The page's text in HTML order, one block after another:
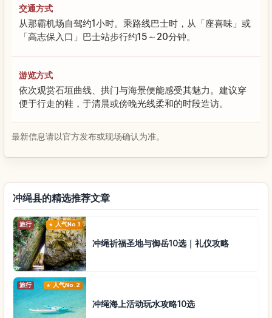
交通方式
从那霸机场自驾约1小时。乘路线巴士时，从「座喜味」或
「高志保入口」巴士站步行约15～20分钟。
游览方式
依次观赏石垣曲线、拱门与海景便能感受其魅力。建议穿
便于行走的鞋，于清晨或傍晚光线柔和的时段造访。
最新信息请以官方发布或现场确认为准。
冲绳县的精选推荐文章
旅行 人气No.1
冲绳祈福圣地与御岳10选｜礼仪攻略
旅行 人气No.2
冲绳海上活动玩水攻略10选